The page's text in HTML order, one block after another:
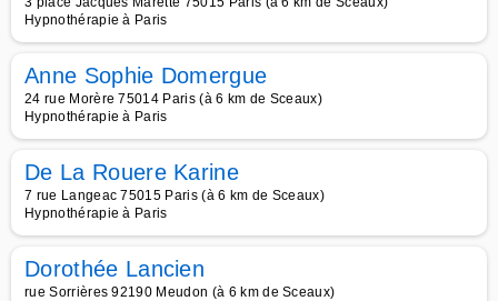
Hypnothérapie à Paris
Anne Sophie Domergue
24 rue Morère 75014 Paris (à 6 km de Sceaux)
Hypnothérapie à Paris
De La Rouere Karine
7 rue Langeac 75015 Paris (à 6 km de Sceaux)
Hypnothérapie à Paris
Dorothée Lancien
rue Sorrières 92190 Meudon (à 6 km de Sceaux)